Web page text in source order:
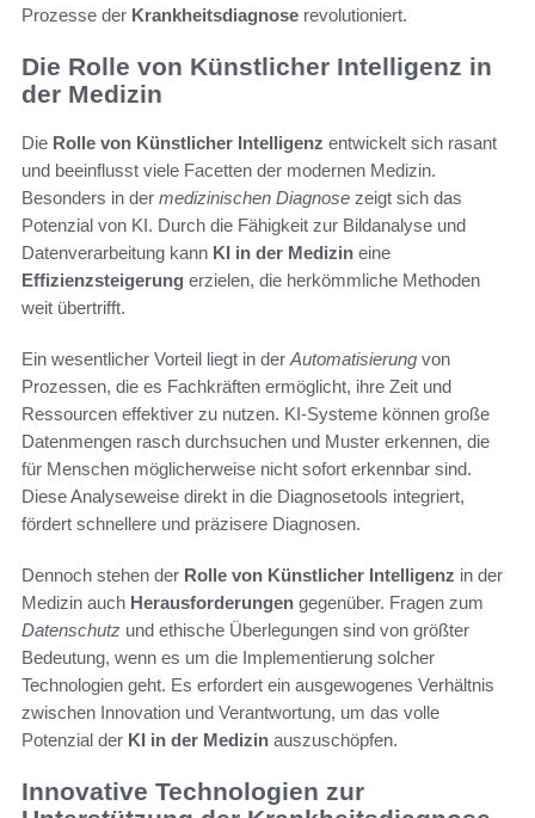
Prozesse der Krankheitsdiagnose revolutioniert.
Die Rolle von Künstlicher Intelligenz in
der Medizin
Die Rolle von Künstlicher Intelligenz entwickelt sich rasant
und beeinflusst viele Facetten der modernen Medizin.
Besonders in der medizinischen Diagnose zeigt sich das
Potenzial von KI. Durch die Fähigkeit zur Bildanalyse und
Datenverarbeitung kann KI in der Medizin eine
Effizienzsteigerung erzielen, die herkömmliche Methoden
weit übertrifft.
Ein wesentlicher Vorteil liegt in der Automatisierung von
Prozessen, die es Fachkräften ermöglicht, ihre Zeit und
Ressourcen effektiver zu nutzen. KI-Systeme können große
Datenmengen rasch durchsuchen und Muster erkennen, die
für Menschen möglicherweise nicht sofort erkennbar sind.
Diese Analyseweise direkt in die Diagnosetools integriert,
fördert schnellere und präzisere Diagnosen.
Dennoch stehen der Rolle von Künstlicher Intelligenz in der
Medizin auch Herausforderungen gegenüber. Fragen zum
Datenschutz und ethische Überlegungen sind von größter
Bedeutung, wenn es um die Implementierung solcher
Technologien geht. Es erfordert ein ausgewogenes Verhältnis
zwischen Innovation und Verantwortung, um das volle
Potenzial der KI in der Medizin auszuschöpfen.
Innovative Technologien zur